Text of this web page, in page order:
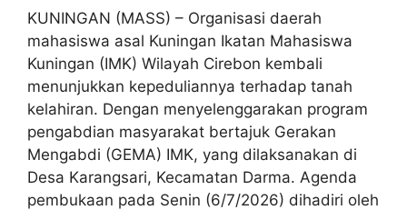
KUNINGAN (MASS) – Organisasi daerah
mahasiswa asal Kuningan Ikatan Mahasiswa
Kuningan (IMK) Wilayah Cirebon kembali
menunjukkan kepeduliannya terhadap tanah
kelahiran. Dengan menyelenggarakan program
pengabdian masyarakat bertajuk Gerakan
Mengabdi (GEMA) IMK, yang dilaksanakan di
Desa Karangsari, Kecamatan Darma. Agenda
pembukaan pada Senin (6/7/2026) dihadiri oleh